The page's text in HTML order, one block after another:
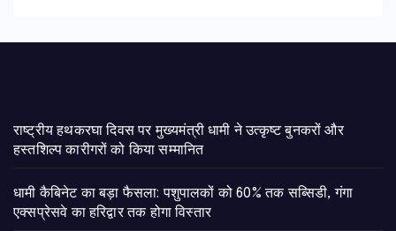
राष्ट्रीय हथकरघा दिवस पर मुख्यमंत्री धामी ने उत्कृष्ट बुनकरों और
हस्तशिल्प कारीगरों को किया सम्मानित
​धामी कैबिनेट का बड़ा फैसला: पशुपालकों को 60% तक सब्सिडी, गंगा
एक्सप्रेसवे का हरिद्वार तक होगा विस्तार